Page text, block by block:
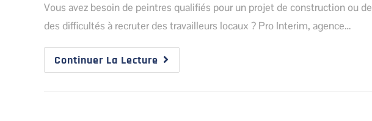
Vous avez besoin de peintres qualifiés pour un projet de construction ou
des difficultés à recruter des travailleurs locaux ? Pro Interim, agence…
Continuer La Lecture